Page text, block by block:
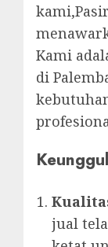
Kami
di
jual